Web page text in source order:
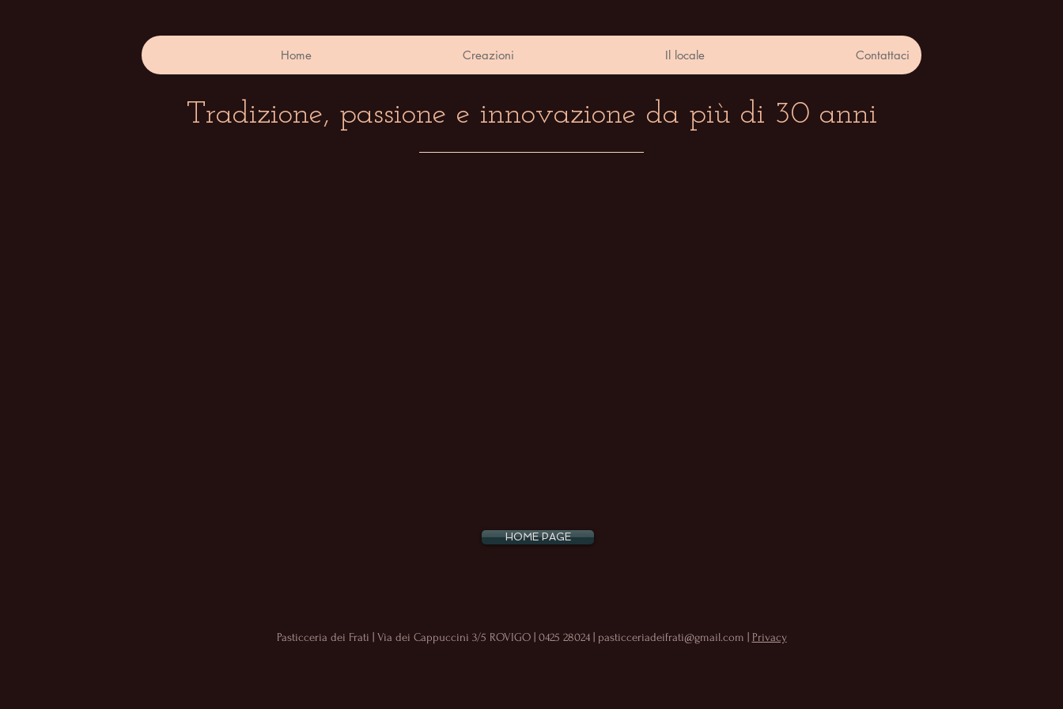
Home Creazioni Il locale Contattaci
Tradizione, passione e innovazione da più di 30 anni
HOME PAGE
Pasticceria dei Frati | Via dei Cappuccini 3/5 ROVIGO | 0425 28024 | pasticceriadeifrati@gmail.com Privacy